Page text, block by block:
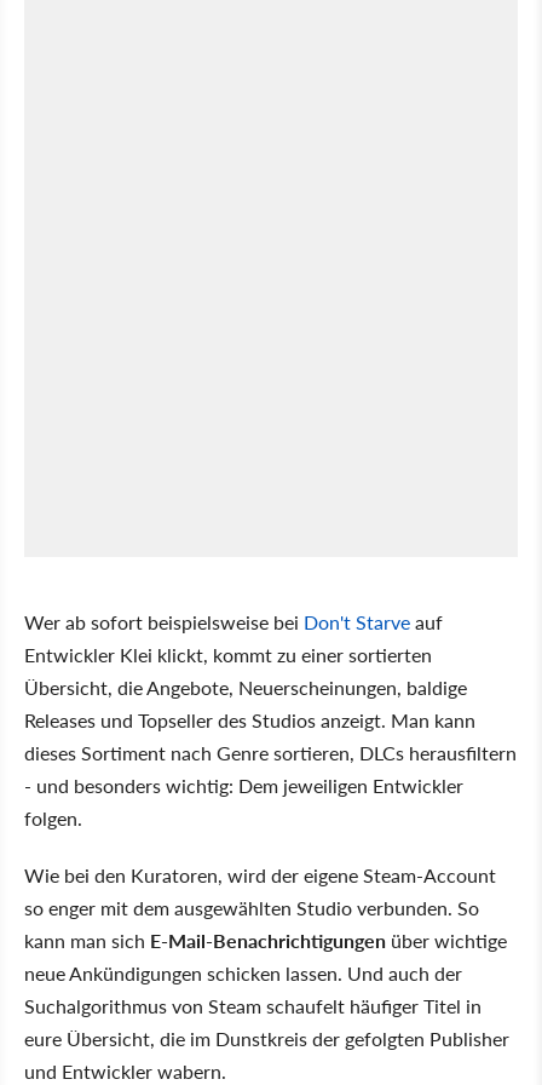
Wer ab sofort beispielsweise bei Don't Starveauf
Entwickler Klei klickt, kommt zu einer sortierten
Übersicht, die Angebote, Neuerscheinungen, baldige
Releases und Topseller des Studios anzeigt. Man kann
dieses Sortiment nach Genre sortieren, DLCs herausfiltern
- und besonders wichtig: Dem jeweiligen Entwickler
folgen.
Wie bei den Kuratoren, wird der eigene Steam-Account
so enger mit dem ausgewählten Studio verbunden. So
kann man sich E-Mail-Benachrichtigungen über wichtige
neue Ankündigungen schicken lassen. Und auch der
Suchalgorithmus von Steam schaufelt häufiger Titel in
eure Übersicht, die im Dunstkreis der gefolgten Publisher
und Entwickler wabern.